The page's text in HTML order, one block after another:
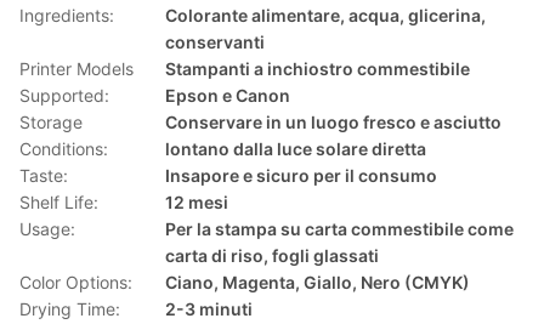
Ingredients:
Colorante alimentare, acqua, glicerina,
conservanti
Printer Models
Supported:
Stampanti a inchiostro commestibile
Epson e Canon
Storage
Conditions:
Conservare in un luogo fresco e asciutto
lontano dalla luce solare diretta
Taste:
Insapore e sicuro per il consumo
Shelf Life:
12 mesi
Usage:
Per la stampa su carta commestibile come
carta di riso, fogli glassati
Color Options:
Ciano, Magenta, Giallo, Nero (CMYK)
Drying Time:
2-3 minuti